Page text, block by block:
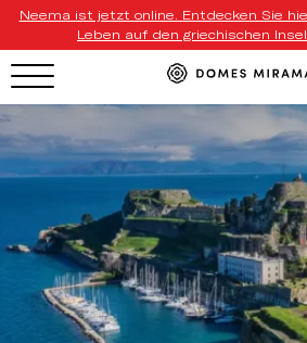
Neema ist jetzt online. Entdecken Sie
Leben auf den griechischen
HOTEL MENU
Domes Homepage
Our Resorts
Our Destinations
Our Brands